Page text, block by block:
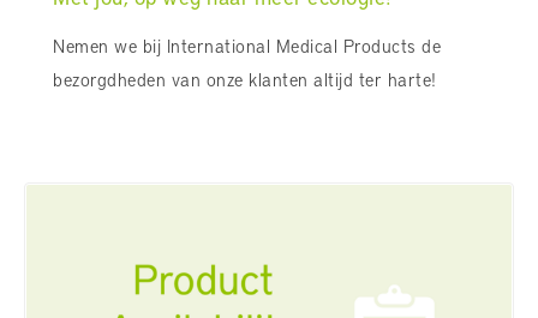
Nemen we bij International Medical Products de
bezorgdheden van onze klanten altijd ter harte!